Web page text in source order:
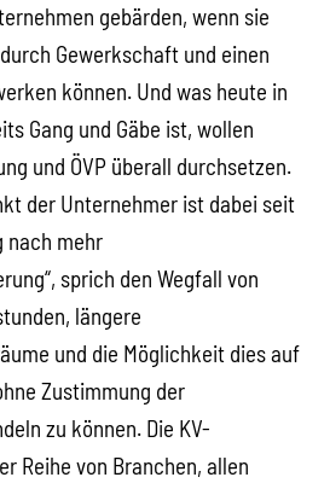
gebärden, wenn sie
Gewerkschaft und einen
können. Und was heute in
Gang und Gäbe ist, wollen
und ÖVP überall durchsetzen.
der Unternehmer ist dabei seit
nach mehr
sprich den Wegfall von
längere
und die Möglichkeit dies auf
Zustimmung der
zu können. Die KV-
Reihe von Branchen, allen